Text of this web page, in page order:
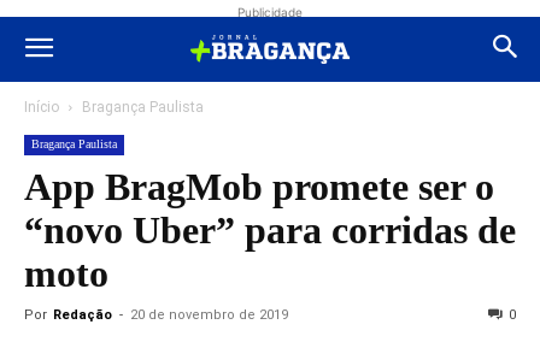
Publicidade
Início Bragança Paulista
Bragança Paulista
App BragMob promete ser o
“novo Uber” para corridas de
moto
Por Redação - 20 de novembro de 2019 0